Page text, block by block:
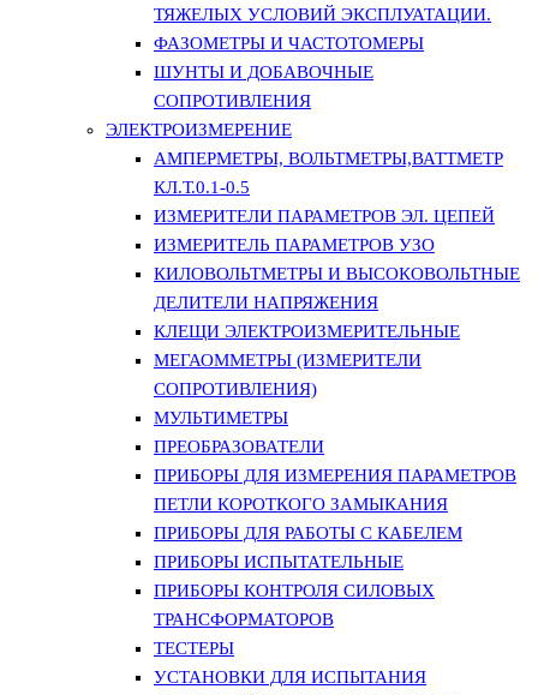
ТЯЖЕЛЫХ УСЛОВИЙ ЭКСПЛУАТАЦИИ.
ФАЗОМЕТРЫ И ЧАСТОТОМЕРЫ
ШУНТЫ И ДОБАВОЧНЫЕ
СОПРОТИВЛЕНИЯ
ЭЛЕКТРОИЗМЕРЕНИЕ
АМПЕРМЕТРЫ, ВОЛЬТМЕТРЫ,ВАТТМЕТР
КЛ.Т.0.1-0.5
ИЗМЕРИТЕЛИ ПАРАМЕТРОВ ЭЛ. ЦЕПЕЙ
ИЗМЕРИТЕЛЬ ПАРАМЕТРОВ УЗО
КИЛОВОЛЬТМЕТРЫ И ВЫСОКОВОЛЬТНЫЕ
ДЕЛИТЕЛИ НАПРЯЖЕНИЯ
КЛЕЩИ ЭЛЕКТРОИЗМЕРИТЕЛЬНЫЕ
МЕГАОММЕТРЫ (ИЗМЕРИТЕЛИ
СОПРОТИВЛЕНИЯ)
МУЛЬТИМЕТРЫ
ПРЕОБРАЗОВАТЕЛИ
ПРИБОРЫ ДЛЯ ИЗМЕРЕНИЯ ПАРАМЕТРОВ
ПЕТЛИ КОРОТКОГО ЗАМЫКАНИЯ
ПРИБОРЫ ДЛЯ РАБОТЫ С КАБЕЛЕМ
ПРИБОРЫ ИСПЫТАТЕЛЬНЫЕ
ПРИБОРЫ КОНТРОЛЯ СИЛОВЫХ
ТРАНСФОРМАТОРОВ
ТЕСТЕРЫ
УСТАНОВКИ ДЛЯ ИСПЫТАНИЯ